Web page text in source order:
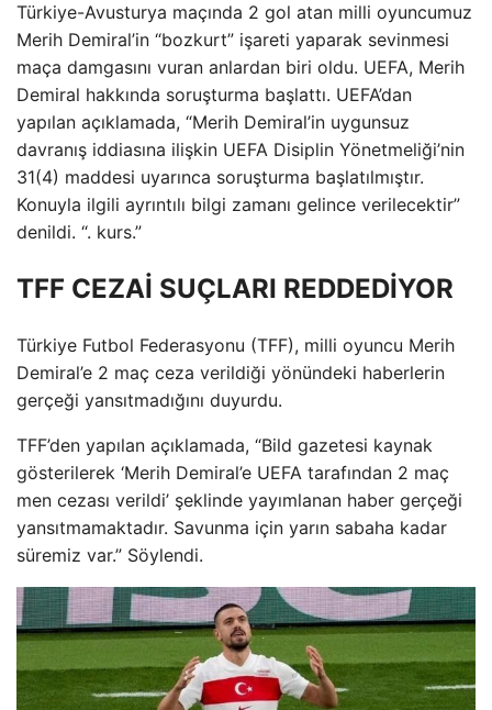
Türkiye-Avusturya maçında 2 gol atan milli oyuncumuz
Merih Demiral’in “bozkurt” işareti yaparak sevinmesi
maça damgasını vuran anlardan biri oldu. UEFA, Merih
Demiral hakkında soruşturma başlattı. UEFA’dan
yapılan açıklamada, “Merih Demiral’in uygunsuz
davranış iddiasına ilişkin UEFA Disiplin Yönetmeliği’nin
31(4) maddesi uyarınca soruşturma başlatılmıştır.
Konuyla ilgili ayrıntılı bilgi zamanı gelince verilecektir”
denildi. “. kurs.”
TFF CEZAİ SUÇLARI REDDEDİYOR
Türkiye Futbol Federasyonu (TFF), milli oyuncu Merih
Demiral’e 2 maç ceza verildiği yönündeki haberlerin
gerçeği yansıtmadığını duyurdu.
TFF’den yapılan açıklamada, “Bild gazetesi kaynak
gösterilerek ‘Merih Demiral’e UEFA tarafından 2 maç
men cezası verildi’ şeklinde yayımlanan haber gerçeği
yansıtmamaktadır. Savunma için yarın sabaha kadar
süremiz var.” Söylendi.